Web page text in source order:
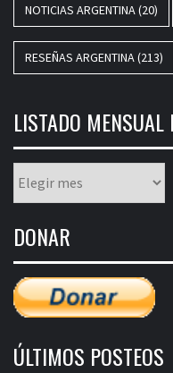
NOTICIAS ARGENTINA(20)
RESEÑAS ARGENTINA(213)
LISTADO MENSUAL
mensual
entradas
DONAR
ÚLTIMOS POSTEOS